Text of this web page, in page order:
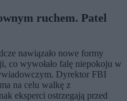
ruchem. Patel
nawiązało nowe formy
co wywołało falę niepokoju w
Dyrektor FBI
na celu walkę z
eksperci ostrzegają przed